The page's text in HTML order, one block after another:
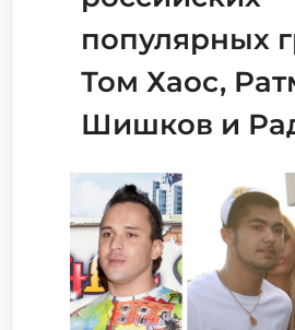
популярных
Том Хаос,
Шишков и